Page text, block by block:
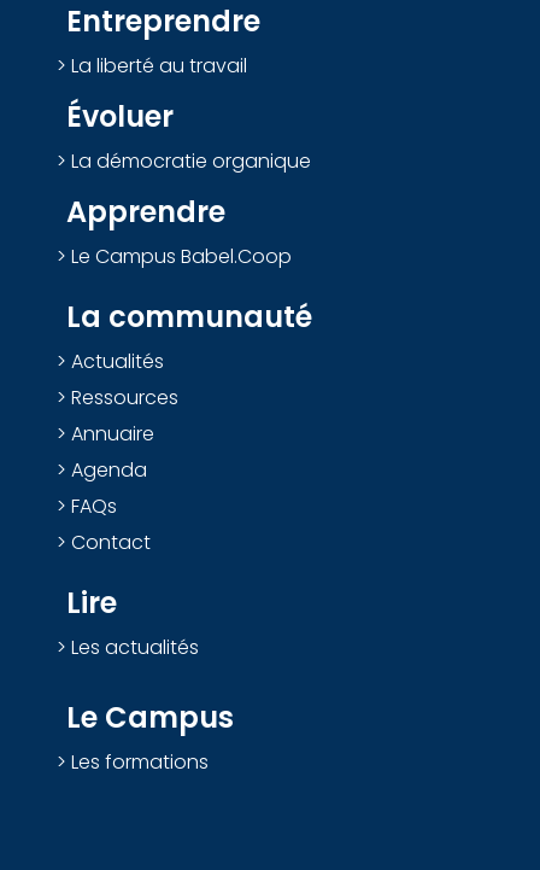
Entreprendre
La liberté au travail
Évoluer
La démocratie organique
Apprendre
Le Campus Babel.Coop
La communauté
Actualités
Ressources
Annuaire
Agenda
FAQs
Contact
Lire
Les actualités
Le Campus
Les formations